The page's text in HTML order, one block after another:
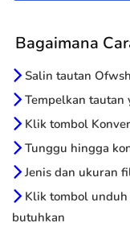
Bagaimana
Salin tautan
Tempelkan tautan
Klik tombol
Tunggu hingga
Jenis dan ukuran
Klik tombol
butuhkan